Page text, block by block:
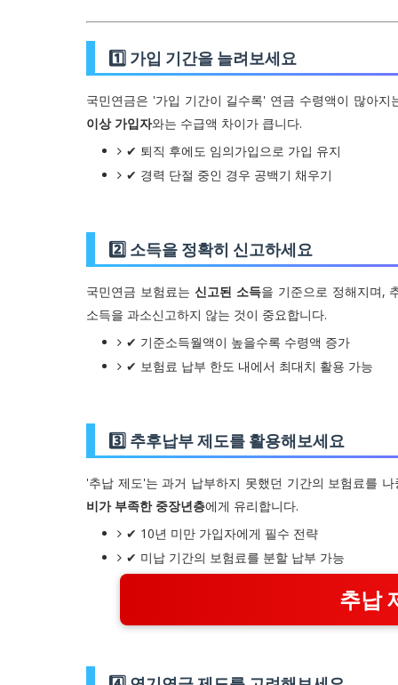
1️⃣ 가입 기간을 늘려보세요
국민연금은 '가입 기간이 길수록' 연금 수령액이 많아
이상 가입자와는 수급액 차이가 큽니다.
✔ 퇴직 후에도 임의가입으로 가입 유지
✔ 경력 단절 중인 경우 공백기 채우기
2️⃣ 소득을 정확히 신고하세요
국민연금 보험료는 신고된 소득을 기준으로 정해지며,
소득을 과소신고하지 않는 것이 중요합니다.
✔ 기준소득월액이 높을수록 수령액 증가
✔ 보험료 납부 한도 내에서 최대치 활용 가능
3️⃣ 추후납부 제도를 활용해보세요
'추납 제도'는 과거 납부하지 못했던 기간의 보험료를
비가 부족한 중장년층에게 유리합니다.
✔ 10년 미만 가입자에게 필수 전략
✔ 미납 기간의 보험료를 분할 납부 가능
추납